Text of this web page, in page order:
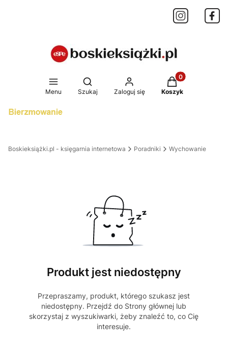
Menu
Otwórz wyszukiwarkę
Szukaj Zaloguj się
Produkty w
Koszyk
Boskieksiążki.pl - księgarnia internetowa Poradniki Wychowanie
Produkt jest niedostępny
Przepraszamy, produkt, którego szukasz jest
niedostępny. Przejdź do Strony głównej lub
skorzystaj z wyszukiwarki, żeby znaleźć to, co Cię
interesuje.